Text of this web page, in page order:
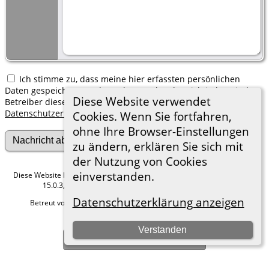
Diese Website verwendet
Cookies. Wenn Sie fortfahren,
ohne Ihre Browser-Einstellungen
zu ändern, erklären Sie sich mit
der Nutzung von Cookies
einverstanden.
Datenschutzerklärung anzeigen
Verstanden
Ich stimme zu, dass meine hier erfassten persönlichen
Daten gespeichert werden. Ich verstehe, dass ich jederzeit den
Betreiber dieser Website bitten kann, diese Daten zu löschen.
Datenschutzerklärung
Diese Website läuft mitThe Next Generation of Genealogy Sitebuilding
15.0.3, programmiert von Darrin Lythgoe © 2001-2026.
Betreut von
Roland zu Dortmund e.V.. |Datenschutzerklärung.
Hier geht es zum Impressum
Zur Desktop-Webseite wechseln